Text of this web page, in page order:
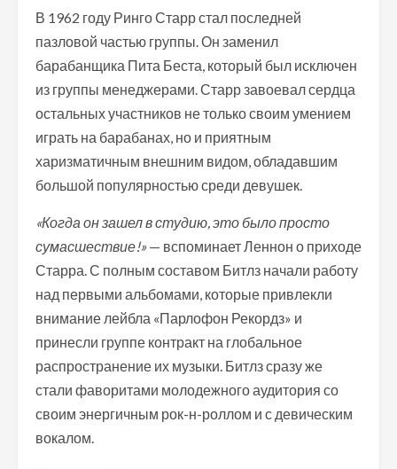
В 1962 году Ринго Старр стал последней
пазловой частью группы. Он заменил
барабанщика Пита Беста, который был исключен
из группы менеджерами. Старр завоевал сердца
остальных участников не только своим умением
играть на барабанах, но и приятным
харизматичным внешним видом, обладавшим
большой популярностью среди девушек.
«Когда он зашел в студию, это было просто
сумасшествие!»— вспоминает Леннон о приходе
Старра. С полным составом Битлз начали работу
над первыми альбомами, которые привлекли
внимание лейбла «Парлофон Рекордз» и
принесли группе контракт на глобальное
распространение их музыки. Битлз сразу же
стали фаворитами молодежного аудитория со
своим энергичным рок-н-роллом и с девическим
вокалом.